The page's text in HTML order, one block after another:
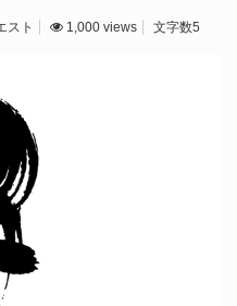
スト 1,000 views 文字数5